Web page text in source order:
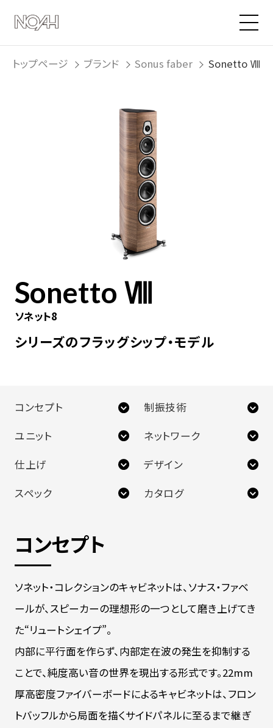
トップページ ブランド Sonus faber Sonetto Ⅷ
Sonetto Ⅷ
ソネット8
シリーズのフラッグシップ・モデル
コンセプト
制振技術
ユニット
ネットワーク
仕上げ
デザイン
スペック
カタログ
コンセプト
ソネット・コレクションのキャビネットは、ソナス・ファベ
ールが、スピーカーの理想形の一つとして磨き上げてき
た“リュートシェイプ”。
内部に平行面を作らず、内部定在波の発生を抑制する
ことで、純度高い音の世界を現出する形式です。22mm
厚高密度ファイバーボードによるキャビネットは、フロン
トバッフルから局面を描くサイドパネルに至るまで継ぎ